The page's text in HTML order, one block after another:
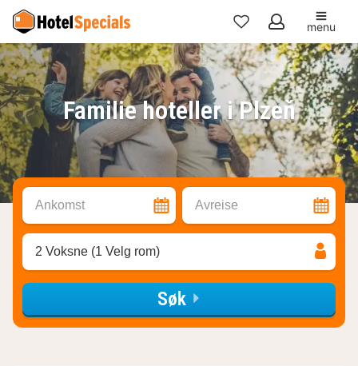
Mine
favoritter
menu
Familie hoteller i Plzeň
Ankomst Avreise
2 Voksne (1 Velg rom)
Søk